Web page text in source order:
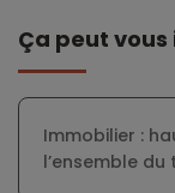
Ça peut
Immobilier :
l’ensemble